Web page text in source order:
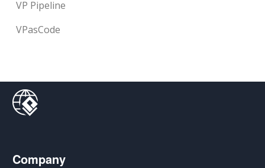
VP Pipeline
VPasCode
Company